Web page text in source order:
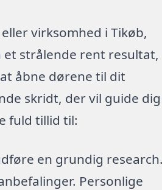
virksomhed i Tikøb,
strålende rent resultat,
åbne dørene til dit
skridt, der vil guide dig
fuld tillid til:
en grundig
Personlige